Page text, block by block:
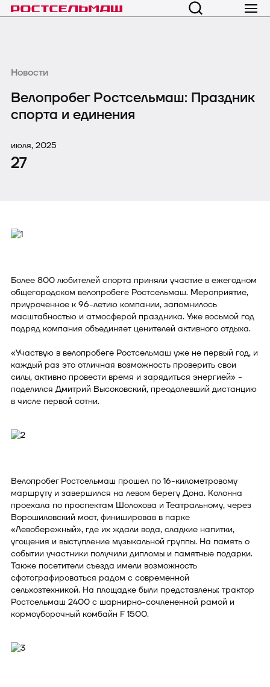
Новости
Велопробег Ростсельмаш: Праздник
спорта и единения
июля, 2025
27
Более 800 любителей спорта приняли участие в ежегодном
общегородском велопробеге Ростсельмаш. Мероприятие,
приуроченное к 96-летию компании, запомнилось
масштабностью и атмосферой праздника. Уже восьмой год
подряд компания объединяет ценителей активного отдыха.
«Участвую в велопробеге Ростсельмаш уже не первый год, и
каждый раз это отличная возможность проверить свои
силы, активно провести время и зарядиться энергией» -
поделился Дмитрий Высоковский, преодолевший дистанцию
в числе первой сотни.
Велопробег Ростсельмаш прошел по 16-километровому
маршруту и завершился на левом берегу Дона. Колонна
проехала по проспектам Шолохова и Театральному, через
Ворошиловский мост, финишировав в парке
«Левобережный», где их ждали вода, сладкие напитки,
угощения и выступление музыкальной группы. На память о
событии участники получили дипломы и памятные подарки.
Также посетители съезда имели возможность
сфотографироваться радом с современной
сельхозтехникой. На площадке были представлены: трактор
Ростсельмаш 2400 с шарнирно-сочлененной рамой и
кормоуборочный комбайн F 1500.